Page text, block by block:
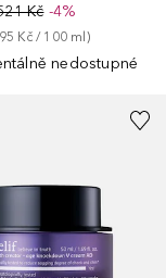
Kč-4%
Kč / 100 ml )
nedostupné